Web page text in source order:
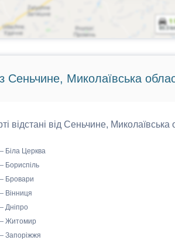
Сеньчине, Миколаївська
відстані від Сеньчине,
Біла Церква
Бориспіль
Бровари
Вінниця
Дніпро
Житомир
Запоріжжя